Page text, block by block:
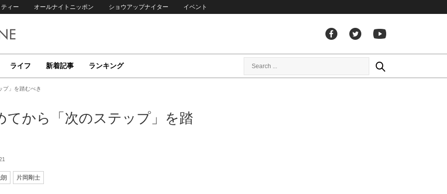
ィー オールナイトニッポン ショウアップナイター イベント
ライフ 新着記事 ランキング
プ」を踏むべき
てから「次のステップ」を踏
片岡剛士